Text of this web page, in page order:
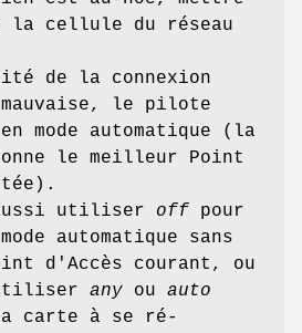
cellule du réseau
de la connexion
le pilote
mode automatique (la
le meilleur Point
aussi utiliser off pour
automatique sans
d'Accès courant, ou
utiliser any ou auto
carte à se ré-